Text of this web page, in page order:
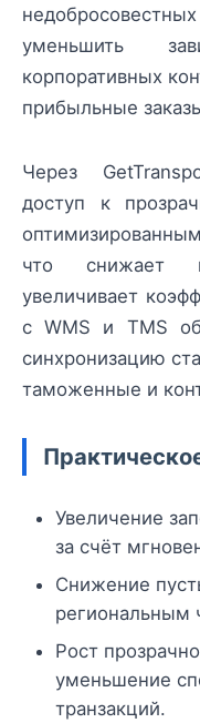
уменьшить
корпоративных
прибыльные
Через
доступ к
что снижает
увеличивает
с WMS и TMS
синхронизацию
таможенные и
Увеличение
за счёт
Снижение
региональным
Рост
уменьшение
транзакций.